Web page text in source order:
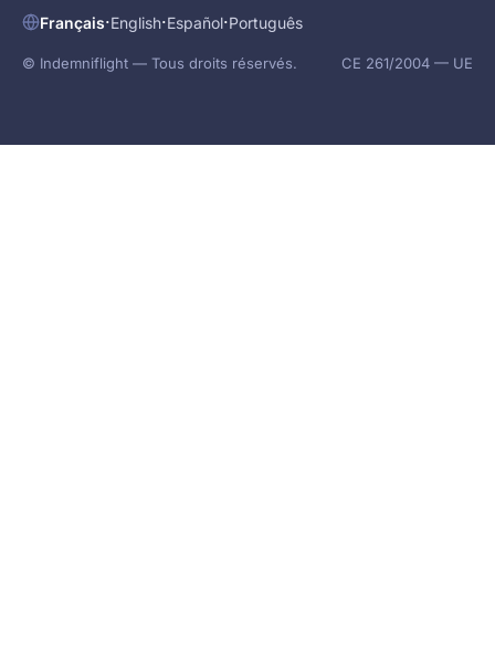
Français·English·Español·Português
© Indemniflight — Tous droits réservés. CE 261/2004 — UE